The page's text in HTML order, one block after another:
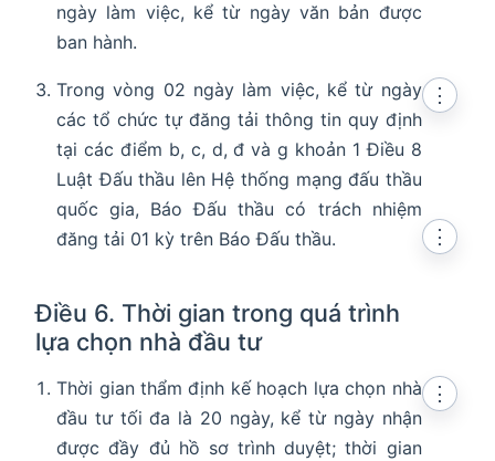
ngày làm việc, kể từ ngày văn bản được
ban hành.
Trong vòng 02 ngày làm việc, kể từ ngày
các tổ chức tự đăng tải thông tin quy định
tại các điểm b, c, d, đ và g khoản 1 Điều 8
Luật Đấu thầu lên Hệ thống mạng đấu thầu
quốc gia, Báo Đấu thầu có trách nhiệm
đăng tải 01 kỳ trên Báo Đấu thầu.
⋮
Điều 6. Thời gian trong quá trình
lựa chọn nhà đầu tư
⋮
Thời gian thẩm định kế hoạch lựa chọn nhà
đầu tư tối đa là 20 ngày, kể từ ngày nhận
được đầy đủ hồ sơ trình duyệt; thời gian
⋮